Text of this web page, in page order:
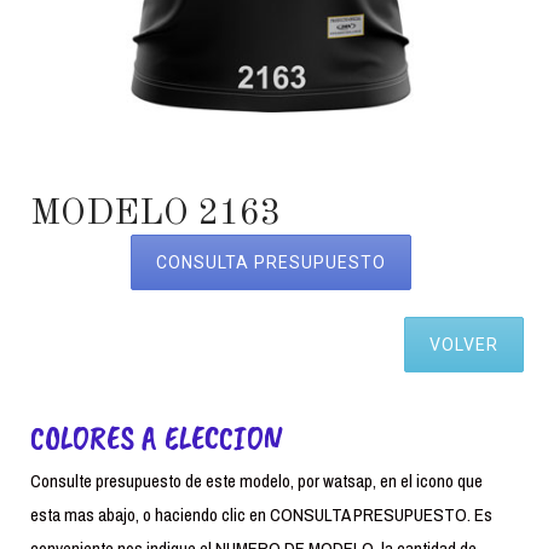
MODELO 2163
CONSULTA PRESUPUESTO
VOLVER
COLORES A ELECCION
Consulte presupuesto de este modelo, por watsap, en el icono que
esta mas abajo, o haciendo clic en CONSULTA PRESUPUESTO. Es